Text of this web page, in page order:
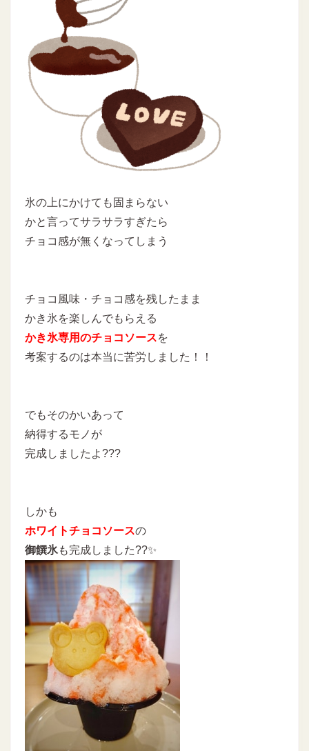
氷の上にかけても固まらない
かと言ってサラサラすぎたら
チョコ感が無くなってしまう
チョコ風味・チョコ感を残したまま
かき氷を楽しんでもらえる
かき氷専用のチョコソースを
考案するのは本当に苦労しました！！
でもそのかいあって
納得するモノが
完成しましたよ???
しかも
ホワイトチョコソースの
御饌氷も完成しました??✨